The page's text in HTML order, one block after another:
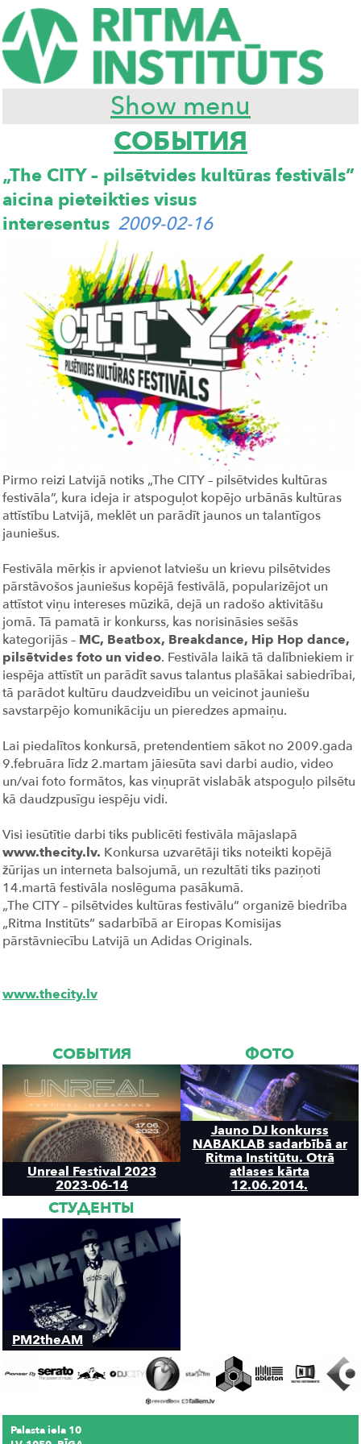
Show menu
СОБЫТИЯ
„The CITY – pilsētvides kultūras festivāls”
aicina pieteikties visus
interesentus 2009-02-16
Pirmo reizi Latvijā notiks „The CITY – pilsētvides kultūras
festivāla”, kura ideja ir atspoguļot kopējo urbānās kultūras
attīstību Latvijā, meklēt un parādīt jaunos un talantīgos
jauniešus.
Festivāla mērķis ir apvienot latviešu un krievu pilsētvides
pārstāvošos jauniešus kopējā festivālā, popularizējot un
attīstot viņu intereses mūzikā, dejā un radošo aktivitāšu
jomā. Tā pamatā ir konkurss, kas norisināsies sešās
kategorijās – MC, Beatbox, Breakdance, Hip Hop dance,
pilsētvides foto un video. Festivāla laikā tā dalībniekiem ir
iespēja attīstīt un parādīt savus talantus plašākai sabiedrībai,
tā parādot kultūru daudzveidību un veicinot jauniešu
savstarpējo komunikāciju un pieredzes apmaiņu.
Lai piedalītos konkursā, pretendentiem sākot no 2009.gada
9.februāra līdz 2.martam jāiesūta savi darbi audio, video
un/vai foto formātos, kas viņuprāt vislabāk atspoguļo pilsētu
kā daudzpusīgu iespēju vidi.
Visi iesūtītie darbi tiks publicēti festivāla mājaslapā
www.thecity.lv. Konkursa uzvarētāji tiks noteikti kopējā
žūrijas un interneta balsojumā, un rezultāti tiks paziņoti
14.martā festivāla noslēguma pasākumā.
„The CITY – pilsētvides kultūras festivālu“ organizē biedrība
„Ritma Institūts“ sadarbībā ar Eiropas Komisijas
pārstāvniecību Latvijā un Adidas Originals.
www.thecity.lv
СОБЫТИЯ
Unreal Festival 2023
2023-06-14
ФОТО
Jauno DJ konkurss
NABAKLAB sadarbībā ar
Ritma Institūtu. Otrā
atlases kārta
12.06.2014.
СТУДЕНТЫ
PM2theAM
Palasta iela 10